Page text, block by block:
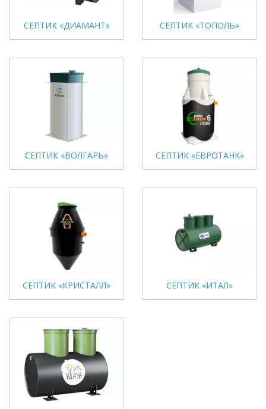
СЕПТИК «ДИАМАНТ» СЕПТИК «ТОПОЛЬ»
СЕПТИК «ВОЛГАРЬ» СЕПТИК «ЕВРОТАНК»
СЕПТИК «КРИСТАЛЛ» СЕПТИК «ИТАЛ»